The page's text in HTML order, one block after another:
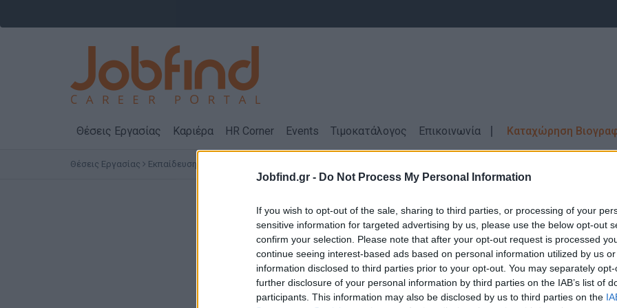
Jobfind.gr - Do Not Process My Personal Information
If you wish to opt-out of the sale, sharing to third parties, or processing of your
sensitive information for targeted advertising by us, please use the below opt-out
confirm your selection. Please note that after your opt-out request is processed
continue seeing interest-based ads based on personal information utilized by us
information disclosed to third parties prior to your opt-out. You may separately
further disclosure of your personal information by third parties on the IAB’s list of
participants. This information may also be disclosed by us to third parties on the
Θέσεις Εργασίας Καριέρα HR Corner Events Τιμοκατάλογος Επικοινωνία Καταχώρηση
Θέσεις Εργασίας Εκπαίδευση
Νέες Θέσεις Εργασίας SANI / IKOS GROUP |
Δεν βρέθηκαν αποτελέσματα για την αναζήτηση σας!